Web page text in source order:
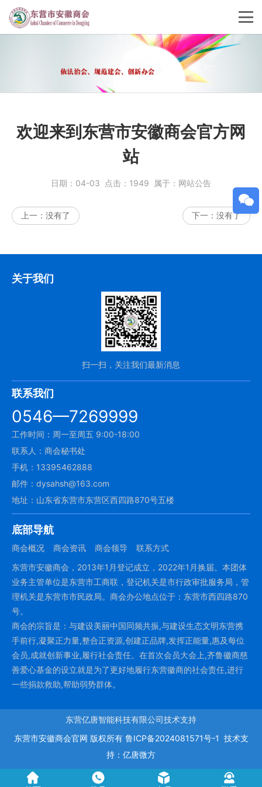
欢迎来到东营市安徽商会官方网
站
日期： 04-03 点击： 1949 属于： 网站公告
上一： 没有了 下一： 没有了
关于我们
扫一扫，关注我们最新消息
联系我们
0546—7269999
工作时间：周一至周五 9:00-18:00
联系人：商会秘书处
手机：13395462888
邮件：dysahsh@163.com
地址：山东省东营市东营区西四路870号五楼
底部导航
商会概况 商会资讯 商会领导
联系方式
东营市安徽商会，2013年1月登记成立，2022年1月换届。本团体
业务主管单位是东营市工商联，登记机关是市行政审批服务局，管
理机关是东营市市民政局。商会办公地点位于：东营市西四路870
号。
商会的宗旨是：与建设美丽中国同频共振,与建设生态文明东营携
手前行,凝聚正力量,整合正资源,创建正品牌,发挥正能量,惠及每位
会员,成就创新事业,履行社会责任。在首次会员大会上,齐鲁徽商慈
善爱心基金的设立就是为了更好地履行东营徽商的社会责任,进行
一些捐款救助,帮助弱势群体。
东营亿唐智能科技有限公司技术支持
东营市安徽商会官网 版权所有 鲁ICP备2024081571号-1 技术支
持： 亿唐微方